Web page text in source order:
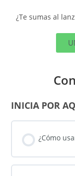
¿Te sumas al
INICIA POR
¿Cómo